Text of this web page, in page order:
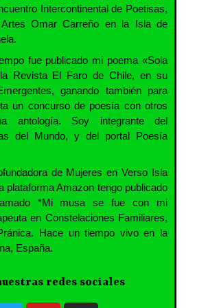
Intercontinental de Poetisas,
Omar Carreño en la Isla de
fue publicado mi poema «Sola
Revista El Faro de Chile, en su
ganando también para
un concurso de poesía con otros
antología. Soy integrante del
del Mundo, y del portal Poesía
de Mujeres en Verso Isla
plataforma Amazon tengo publicado
*Mi musa se fue con mi
en Constelaciones Familiares,
Hace un tiempo vivo en la
España.
redes sociales